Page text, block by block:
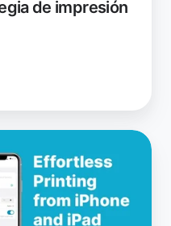
de impresión